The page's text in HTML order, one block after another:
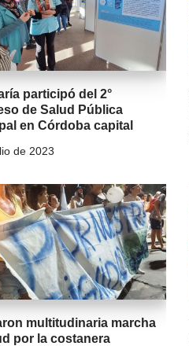
participó del 2°
de Salud Pública
en Córdoba capital
de 2023
multitudinaria marcha
por la costanera